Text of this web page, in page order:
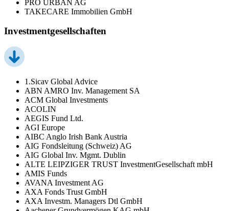
PRO URBAN AG
TAKECARE Immobilien GmbH
Investmentgesellschaften
1.Sicav Global Advice
ABN AMRO Inv. Management SA
ACM Global Investments
ACOLIN
AEGIS Fund Ltd.
AGI Europe
AIBC Anglo Irish Bank Austria
AIG Fondsleitung (Schweiz) AG
AIG Global Inv. Mgmt. Dublin
ALTE LEIPZIGER TRUST InvestmentGesellschaft mbH
AMIS Funds
AVANA Investment AG
AXA Fonds Trust GmbH
AXA Investm. Managers Dtl GmbH